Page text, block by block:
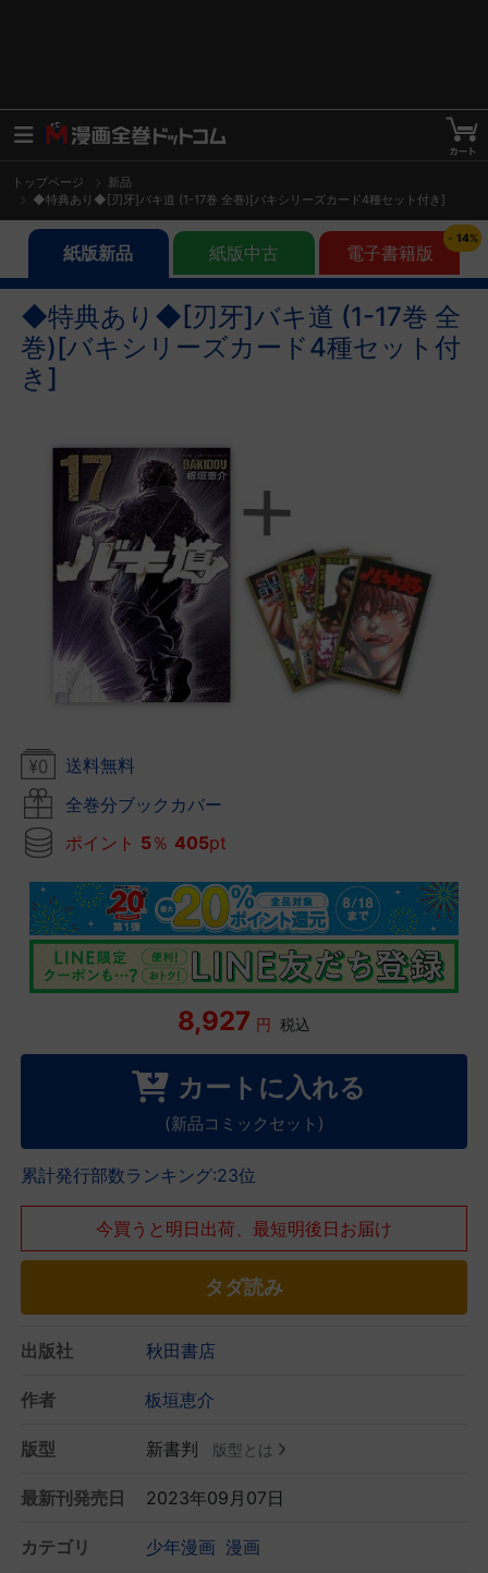
トップページ
新品
◆特典あり◆[刃牙]バキ道 (1-17巻 全巻)[バキシリーズカード4種セット付き]
紙版新品 紙版中古 電子書籍版
- 14%
◆特典あり◆[刃牙]バキ道 (1-17巻 全
巻)[バキシリーズカード4種セット付
き]
送料無料
全巻分ブックカバー
ポイント 5％ 405pt
8,927 円 税込
カートに入れる
(新品コミックセット)
累計発行部数ランキング:23位
今買うと明日出荷、最短明後日お届け
タダ読み
出版社 秋田書店
作者 板垣恵介
版型 新書判 版型とは
最新刊発売日 2023年09月07日
カテゴリ 少年漫画 漫画